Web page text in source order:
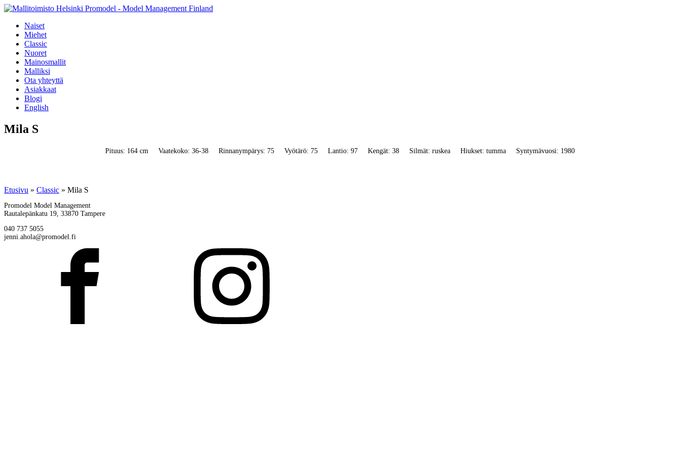
Naiset
Miehet
Classic
Nuoret
Mainosmallit
Malliksi
Ota yhteyttä
Asiakkaat
Blogi
English
Mila S
Pituus: 164 cm Vaatekoko: 36-38 Rinnanympärys: 75 Vyötärö: 75 Lantio: 97 Kengät: 38 Silmät: ruskea Hiukset: tumma Syntymävuosi: 1980
Etusivu » Classic » Mila S
Promodel Model Management
Rautalepänkatu 19, 33870 Tampere
040 737 5055
jenni.ahola@promodel.fi